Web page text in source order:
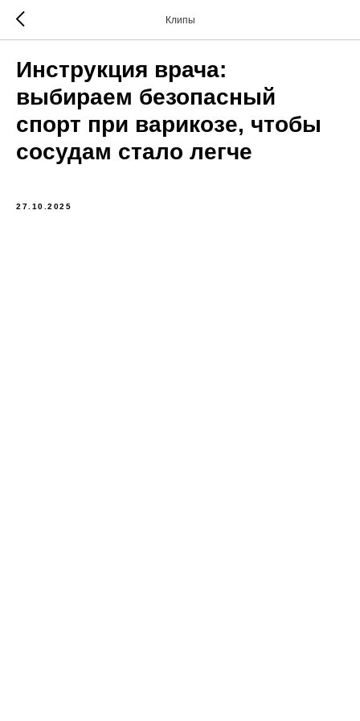
Клипы
Инструкция врача:
выбираем безопасный
спорт при варикозе, чтобы
сосудам стало легче
27.10.2025